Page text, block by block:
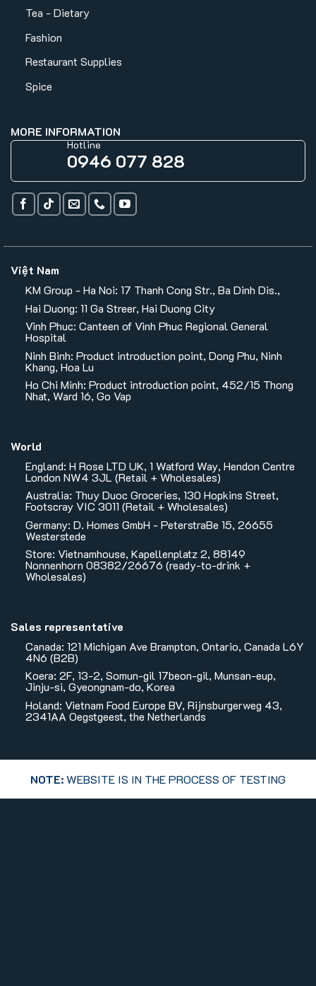
Tea - Dietary
Fashion
Restaurant Supplies
Spice
MORE INFORMATION
Hotline
0946 077 828
Việt Nam
KM Group - Ha Noi: 17 Thanh Cong Str., Ba Dinh Dis.,
Hai Duong: 11 Ga Streer, Hai Duong City
Vinh Phuc: Canteen of Vinh Phuc Regional General
Hospital
Ninh Binh: Product introduction point, Dong Phu, Ninh
Khang, Hoa Lu
Ho Chi Minh: Product introduction point, 452/15 Thong
Nhat, Ward 16, Go Vap
World
England: H Rose LTD UK, 1 Watford Way, Hendon Centre
London NW4 3JL (Retail + Wholesales)
Australia: Thuy Duoc Groceries, 130 Hopkins Street,
Footscray VIC 3011 (Retail + Wholesales)
Germany: D. Homes GmbH - PeterstraBe 15, 26655
Westerstede
Store: Vietnamhouse, Kapellenplatz 2, 88149
Nonnenhorn 08382/26676 (ready-to-drink +
Wholesales)
Sales representative
Canada: 121 Michigan Ave Brampton, Ontario, Canada L6Y
4N6 (B2B)
Koera: 2F, 13-2, Somun-gil 17beon-gil, Munsan-eup,
Jinju-si, Gyeongnam-do, Korea
Holand: Vietnam Food Europe BV, Rijnsburgerweg 43,
2341AA Oegstgeest, the Netherlands
NOTE:WEBSITE IS IN THE PROCESS OF TESTING